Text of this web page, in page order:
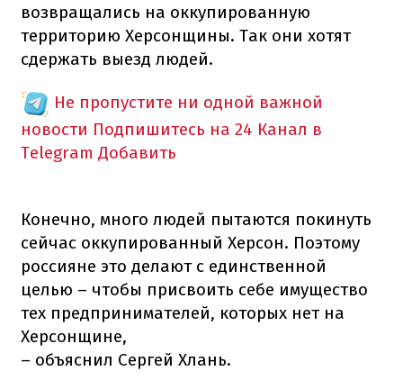
возвращались на оккупированную
территорию Херсонщины. Так они хотят
сдержать выезд людей.
Не пропустите ни одной важной
новости Подпишитесь на 24 Канал в
Telegram Добавить
Конечно, много людей пытаются покинуть
сейчас оккупированный Херсон. Поэтому
россияне это делают с единственной
целью – чтобы присвоить себе имущество
тех предпринимателей, которых нет на
Херсонщине,
– объяснил Сергей Хлань.